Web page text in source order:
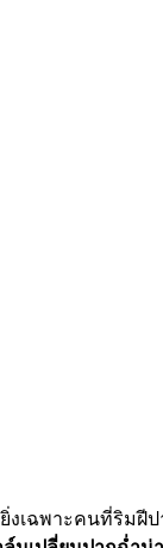
ยิ่งเฉพาะคนที่ริม